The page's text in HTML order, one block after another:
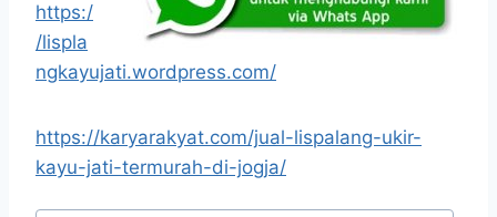
https:/
/lispla
ngkayujati.wordpress.com/
https://karyarakyat.com/jual-lispalang-ukir-
kayu-jati-termurah-di-jogja/